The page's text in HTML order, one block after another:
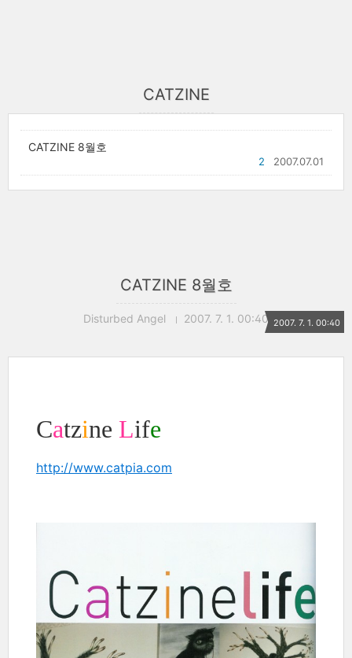
CATZINE
CATZINE 8월호
2007.07.01
2
CATZINE 8월호
Disturbed Angel 2007. 7. 1. 00:40 2007. 7. 1. 00:40
Catzine Life
http://www.catpia.com